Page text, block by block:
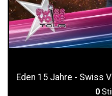
Eden 15 Jahre - Swiss
0